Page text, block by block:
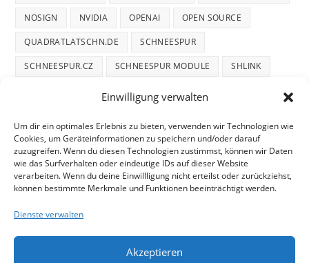
Einwilligung verwalten
Um dir ein optimales Erlebnis zu bieten, verwenden wir Technologien wie
Cookies, um Geräteinformationen zu speichern und/oder darauf
zuzugreifen. Wenn du diesen Technologien zustimmst, können wir Daten
wie das Surfverhalten oder eindeutige IDs auf dieser Website
verarbeiten. Wenn du deine Einwillligung nicht erteilst oder zurückziehst,
können bestimmte Merkmale und Funktionen beeinträchtigt werden.
Dienste verwalten
Akzeptieren
NOSIGN NVIDIA OPENAI OPEN SOURCE
QUADRATLATSCHN.DE SCHNEESPUR
SCHNEESPUR.CZ SCHNEESPUR MODULE SHLINK
WINTERDIENST